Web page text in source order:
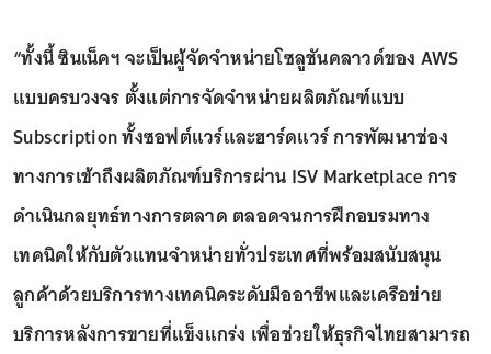
“ทั้งนี้ ซินเน็คฯ จะเป็นผู้จัดจำหน่ายโซลูชันคลาวด์ของ AWS
แบบครบวงจร ตั้งแต่การจัดจำหน่ายผลิตภัณฑ์แบบ
Subscription ทั้งซอฟต์แวร์และฮาร์ดแวร์ การพัฒนาช่อง
ทางการเข้าถึงผลิตภัณฑ์บริการผ่าน ISV Marketplace การ
ดำเนินกลยุทธ์ทางการตลาด ตลอดจนการฝึกอบรมทาง
เทคนิคให้กับตัวแทนจำหน่ายทั่วประเทศที่พร้อมสนับสนุน
ลูกค้าด้วยบริการทางเทคนิคระดับมืออาชีพและเครือข่าย
บริการหลังการขายที่แข็งแกร่ง เพื่อช่วยให้ธุรกิจไทยสามารถ